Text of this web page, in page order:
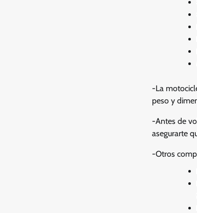
-La
peso y
-Antes de
asegurarte
-Otros